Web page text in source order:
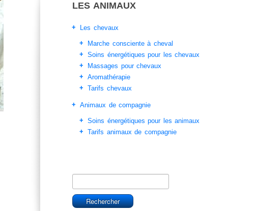
LES ANIMAUX
Les chevaux
Marche consciente à cheval
Soins énergétiques pour les chevaux
Massages pour chevaux
Aromathérapie
Tarifs chevaux
Animaux de compagnie
Soins énergétiques pour les animaux
Tarifs animaux de compagnie